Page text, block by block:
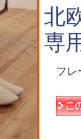
北
専
フレ